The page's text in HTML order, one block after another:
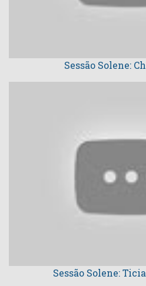
Sessão Solene:
Sessão Solene: